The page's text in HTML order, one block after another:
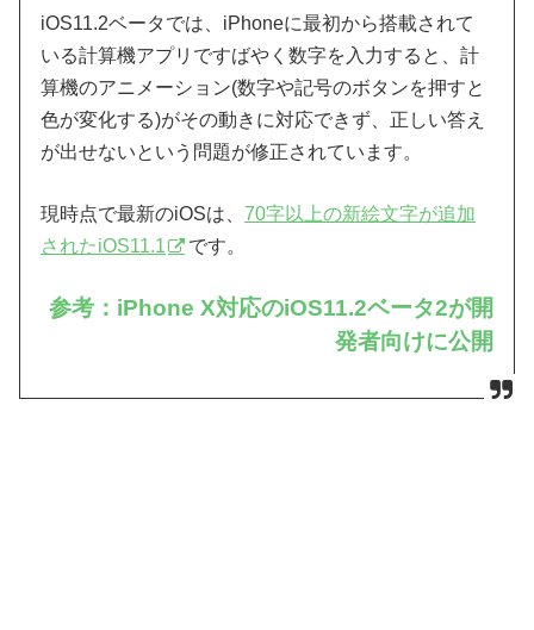
iOS11.2ベータでは、iPhoneに最初から搭載されて
いる計算機アプリですばやく数字を入力すると、計
算機のアニメーション(数字や記号のボタンを押すと
色が変化する)がその動きに対応できず、正しい答え
が出せないという問題が修正されています。
現時点で最新のiOSは、70字以上の新絵文字が追加
されたiOS11.1
です。
参考：iPhone X対応のiOS11.2ベータ2が開
発者向けに公開